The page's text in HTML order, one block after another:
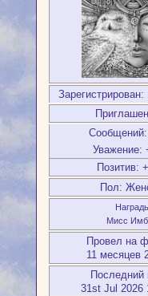
Зарегистрирован:
Сообщений:
Уважение:
Позитив:
Пол:
Мисс
Провел на
11 месяцев
Последний
31st Jul 2026